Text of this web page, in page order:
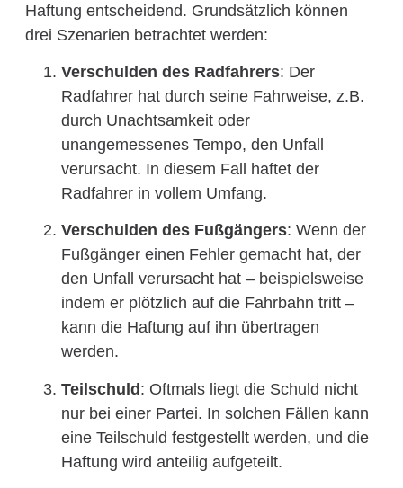
Haftung entscheidend. Grundsätzlich können
drei Szenarien betrachtet werden:
Verschulden des Radfahrers: Der
Radfahrer hat durch seine Fahrweise, z.B.
durch Unachtsamkeit oder
unangemessenes Tempo, den Unfall
verursacht. In diesem Fall haftet der
Radfahrer in vollem Umfang.
Verschulden des Fußgängers: Wenn der
Fußgänger einen Fehler gemacht hat, der
den Unfall verursacht hat – beispielsweise
indem er plötzlich auf die Fahrbahn tritt –
kann die Haftung auf ihn übertragen
werden.
Teilschuld: Oftmals liegt die Schuld nicht
nur bei einer Partei. In solchen Fällen kann
eine Teilschuld festgestellt werden, und die
Haftung wird anteilig aufgeteilt.